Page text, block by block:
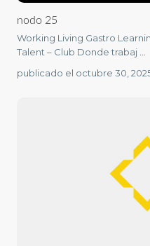
nodo 25
Working Living Gastro
Talent – Club Donde trabaj
publicado el octubre 30,